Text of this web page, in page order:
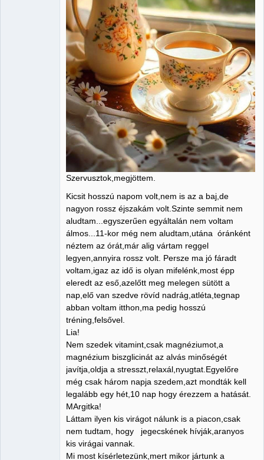
Szervusztok,megjöttem.
Kicsit hosszú napom volt,nem is az a baj,de
nagyon rossz éjszakám volt.Szinte semmit nem
aludtam...egyszerűen egyáltalán nem voltam
álmos...11-kor még nem aludtam,utána óránként
néztem az órát,már alig vártam reggel
legyen,annyira rossz volt. Persze ma jó fáradt
voltam,igaz az idő is olyan mifelénk,most épp
eleredt az eső,azelőtt meg melegen sütött a
nap,elő van szedve rövíd nadrág,atléta,tegnap
abban voltam itthon,ma pedig hosszú
tréning,felsővel.
Lia!
Nem szedek vitamint,csak magnéziumot,a
magnézium biszglicinát az alvás minőségét
javítja,oldja a stresszt,relaxál,nyugtat.Egyelőre
még csak három napja szedem,azt mondták kell
legalább egy hét,10 nap hogy érezzem a hatását.
MArgitka!
Láttam ilyen kis virágot nálunk is a piacon,csak
nem tudtam, hogy jegecskének hívják,aranyos
kis virágai vannak.
Mi most kísérletezünk,mert mikor jártunk a